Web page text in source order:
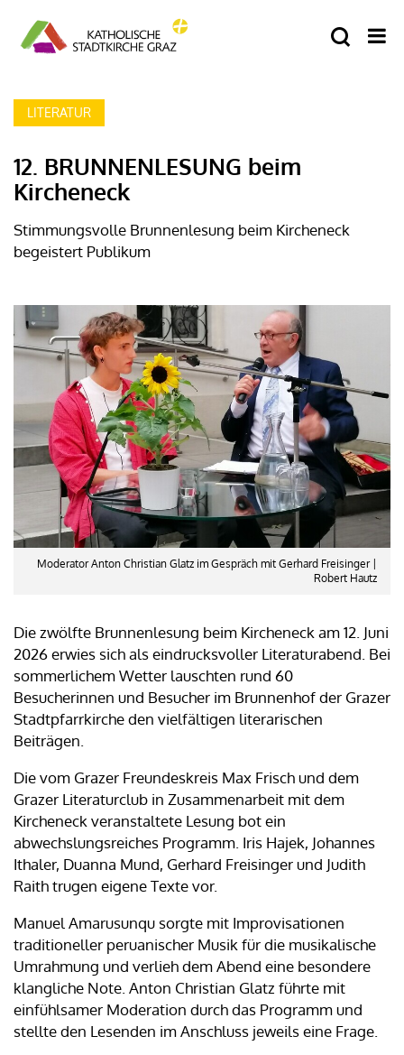
LITERATUR
12. BRUNNENLESUNG beim
Kircheneck
Stimmungsvolle Brunnenlesung beim Kircheneck
begeistert Publikum
Moderator Anton Christian Glatz im Gespräch mit Gerhard Freisinger |
Robert Hautz
Die zwölfte Brunnenlesung beim Kircheneck am 12. Juni
2026 erwies sich als eindrucksvoller Literaturabend. Bei
sommerlichem Wetter lauschten rund 60
Besucherinnen und Besucher im Brunnenhof der Grazer
Stadtpfarrkirche den vielfältigen literarischen
Beiträgen.
Die vom Grazer Freundeskreis Max Frisch und dem
Grazer Literaturclub in Zusammenarbeit mit dem
Kircheneck veranstaltete Lesung bot ein
abwechslungsreiches Programm. Iris Hajek, Johannes
Ithaler, Duanna Mund, Gerhard Freisinger und Judith
Raith trugen eigene Texte vor.
Manuel Amarusunqu sorgte mit Improvisationen
traditioneller peruanischer Musik für die musikalische
Umrahmung und verlieh dem Abend eine besondere
klangliche Note. Anton Christian Glatz führte mit
einfühlsamer Moderation durch das Programm und
stellte den Lesenden im Anschluss jeweils eine Frage.